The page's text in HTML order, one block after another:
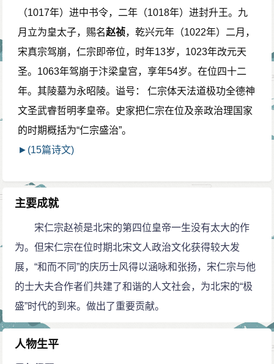
（1017年）进中书令，二年（1018年）进封升王。九
月立为皇太子，赐名赵祯，乾兴元年（1022年）二月，
宋真宗驾崩，仁宗即帝位，时年13岁，1023年改元天
圣。1063年驾崩于汴梁皇宫，享年54岁。在位四十二
年。其陵墓为永昭陵。谥号： 仁宗体天法道极功全德神
文圣武睿哲明孝皇帝。史家把仁宗在位及亲政治理国家
的时期概括为“仁宗盛治”。
►(15篇诗文)
主要成就
宋仁宗赵祯是北宋的第四位皇帝一生没有太大的作
为。但宋仁宗在位时期北宋文人政治文化获得较大发
展，“和而不同”的庆历士风得以涵咏和张扬，宋仁宗与他
的士大夫合作者们共建了和谐的人文社会，为北宋的“极
盛”时代的到来。做出了重要贡献。
人物生平